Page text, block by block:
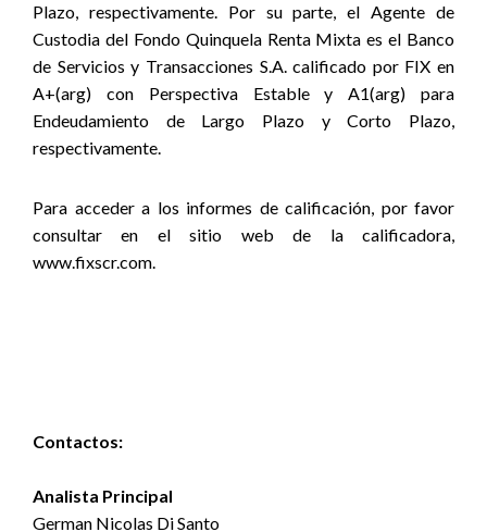
Plazo, respectivamente. Por su parte, el Agente de
Custodia del Fondo Quinquela Renta Mixta es el Banco
de Servicios y Transacciones S.A. calificado por FIX en
A+(arg) con Perspectiva Estable y A1(arg) para
Endeudamiento de Largo Plazo y Corto Plazo,
respectivamente.
Para acceder a los informes de calificación, por favor
consultar en el sitio web de la calificadora,
www.fixscr.com.
Contactos:
Analista Principal
German Nicolas Di Santo